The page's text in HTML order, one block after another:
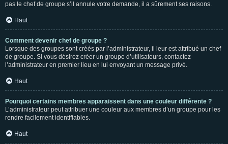
pas le chef de groupe s’il annule votre demande, il a sûrement ses raisons.
Haut
Comment devenir chef de groupe ?
Lorsque des groupes sont créés par l’administrateur, il leur est attribué un chef
de groupe. Si vous désirez créer un groupe d’utilisateurs, contactez
l’administrateur en premier lieu en lui envoyant un message privé.
Haut
Pourquoi certains membres apparaissent dans une couleur différente ?
L’administrateur peut attribuer une couleur aux membres d’un groupe pour les
rendre facilement identifiables.
Haut